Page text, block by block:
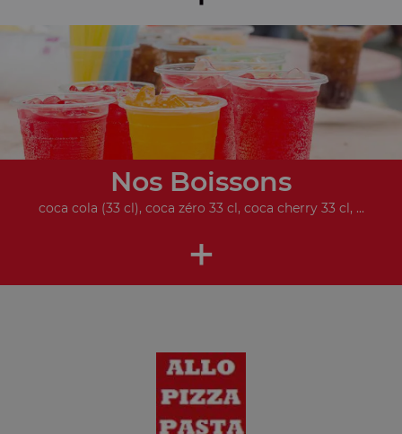
Nos Boissons
coca cola (33 cl), coca zéro 33 cl, coca cherry 33 cl, ...
+